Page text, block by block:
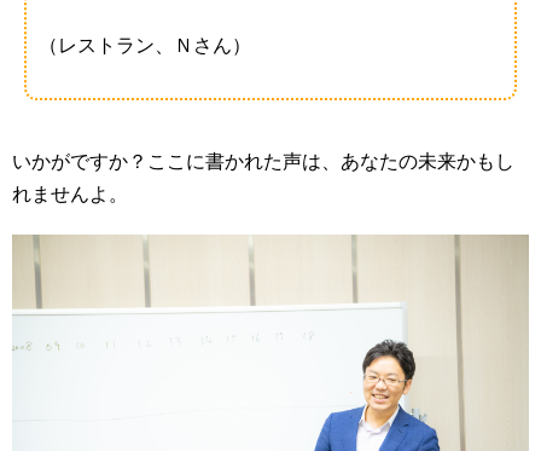
（レストラン、Ｎさん）
いかがですか？ここに書かれた声は、あなたの未来かもし
れませんよ。